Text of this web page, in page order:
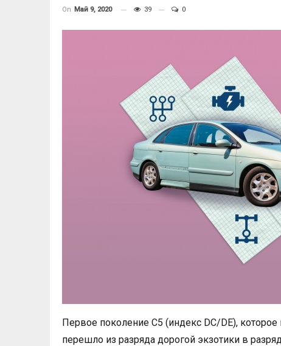
On Май 9, 2020 39 0
Первое поколение С5 (индекс DC/DE),
перешло из разряда дорогой экзотики в